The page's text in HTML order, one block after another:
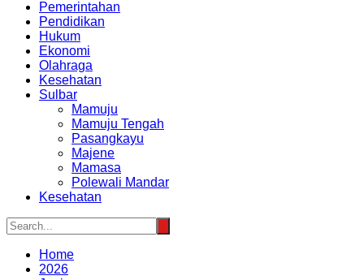
Pemerintahan
Pendidikan
Hukum
Ekonomi
Olahraga
Kesehatan
Sulbar
Mamuju
Mamuju Tengah
Pasangkayu
Majene
Mamasa
Polewali Mandar
Kesehatan
Home
2026